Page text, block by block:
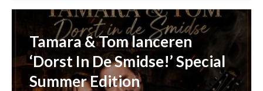
Tamara & Tom lanceren
‘Dorst In De Smidse!’ Special
Summer Edition